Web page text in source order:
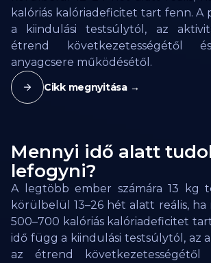
kalóriás kalóriadeficitet tart fenn. A
a kiindulási testsúlytól, az
étrend következetességétől
anyagcsere működésétől.
Cikk megnyitása →
Mennyi idő alatt
lefogyni?
A legtöbb ember számára 13 kg
körülbelül 13–26 hét alatt reális,
500–700 kalóriás kalóriadeficitet
idő függ a kiindulási testsúlytól, az
az étrend